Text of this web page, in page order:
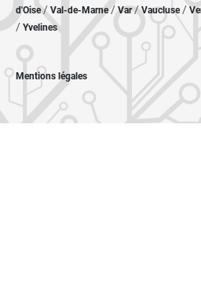
d'Oise/ Val-de-Marne/Var/Vaucluse/
/ Yvelines
Mentions légales